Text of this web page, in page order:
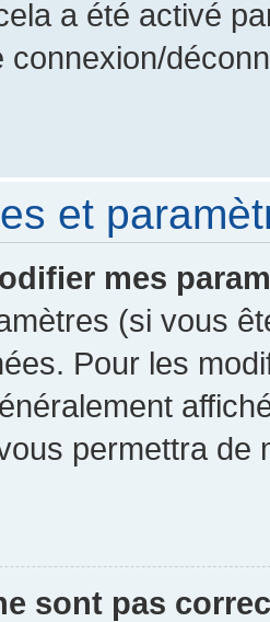
a été activé
connexion/
et
mes
(si vous
Pour les
permettra de
sont pas